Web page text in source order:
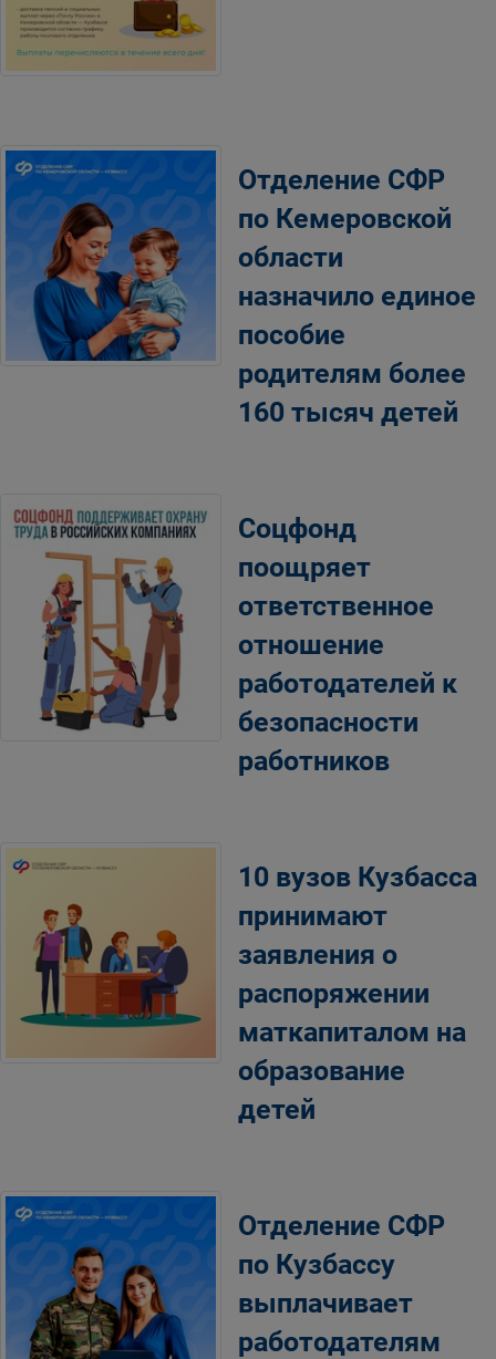
Отделение СФР
по Кемеровской
области
назначило единое
пособие
родителям более
160 тысяч детей
Соцфонд
поощряет
ответственное
отношение
работодателей к
безопасности
работников
10 вузов Кузбасса
принимают
заявления о
распоряжении
маткапиталом на
образование
детей
Отделение СФР
по Кузбассу
выплачивает
работодателям